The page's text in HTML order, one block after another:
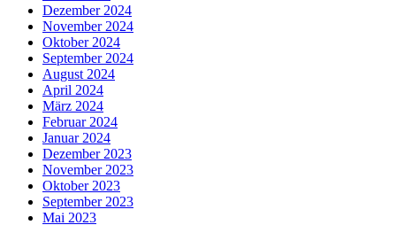
Dezember 2024
November 2024
Oktober 2024
September 2024
August 2024
April 2024
März 2024
Februar 2024
Januar 2024
Dezember 2023
November 2023
Oktober 2023
September 2023
Mai 2023